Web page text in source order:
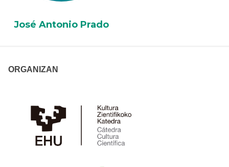
José Antonio Prado
ORGANIZAN